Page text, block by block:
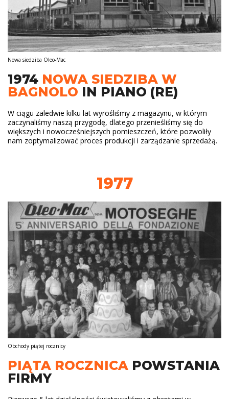
Nowa siedziba Oleo-Mac
1974 NOWA SIEDZIBA W
BAGNOLO IN PIANO (RE)
W ciągu zaledwie kilku lat wyrośliśmy z magazynu, w którym
zaczynaliśmy naszą przygodę, dlatego przenieśliśmy się do
większych i nowocześniejszych pomieszczeń, które pozwoliły
nam zoptymalizować proces produkcji i zarządzanie sprzedażą.
1977
Obchody piątej rocznicy
PIĄTA ROCZNICA POWSTANIA
FIRMY